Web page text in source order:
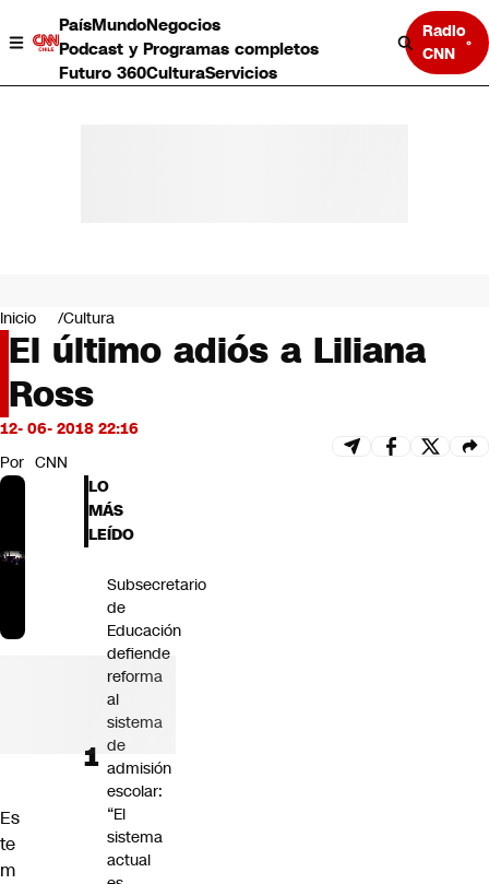
PaísMundoNegocios
Podcast y Programas completos
Futuro 360CulturaServicios
Radio
CNN
Negocios
Deportes
Programas completos
Cultura
Servicios
Bits
CNN Data
CNN tiempo
Futuro 360
Inicio Cultura
El último adiós a Liliana
Ross
12- 06- 2018 22:16
Por CNN
Es
te
m
LO
MÁS
LEÍDO
Subsecretario
de
Educación
defiende
reforma
al
sistema
de
admisión
escolar:
“El
sistema
actual